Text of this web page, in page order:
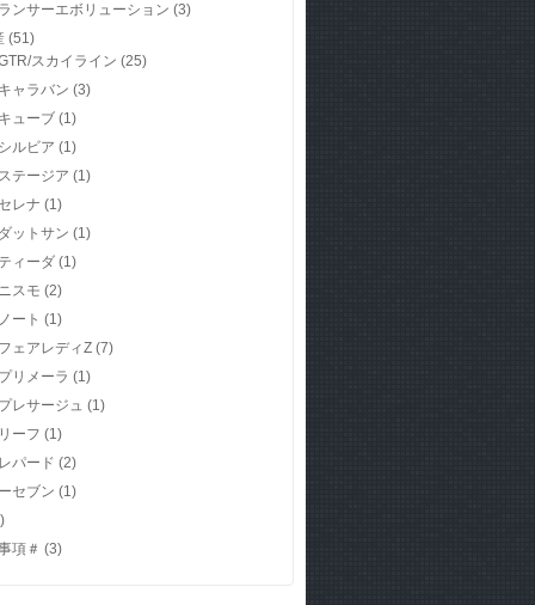
ランサーエボリューション (3)
(51)
スカイライン (25)
キャラバン (3)
キューブ (1)
シルビア (1)
ステージア (1)
セレナ (1)
ダットサン (1)
ティーダ (1)
ニスモ (2)
ノート (1)
フェアレディZ (7)
プリメーラ (1)
プレサージュ (1)
リーフ (1)
レパード (2)
セブン (1)
項＃ (3)